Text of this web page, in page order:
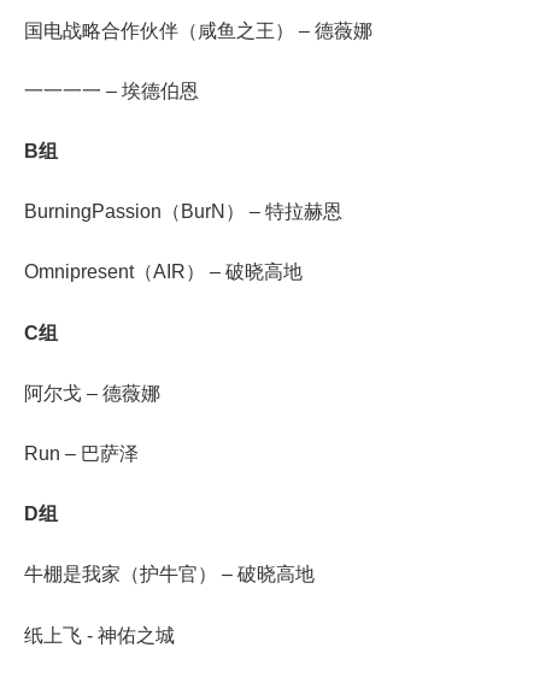
国电战略合作伙伴（咸鱼之王） – 德薇娜
一一一一 – 埃德伯恩
B组
BurningPassion（BurN） – 特拉赫恩
Omnipresent（AIR） – 破晓高地
C组
阿尔戈 – 德薇娜
Run – 巴萨泽
D组
牛棚是我家（护牛官） – 破晓高地
纸上飞 - 神佑之城